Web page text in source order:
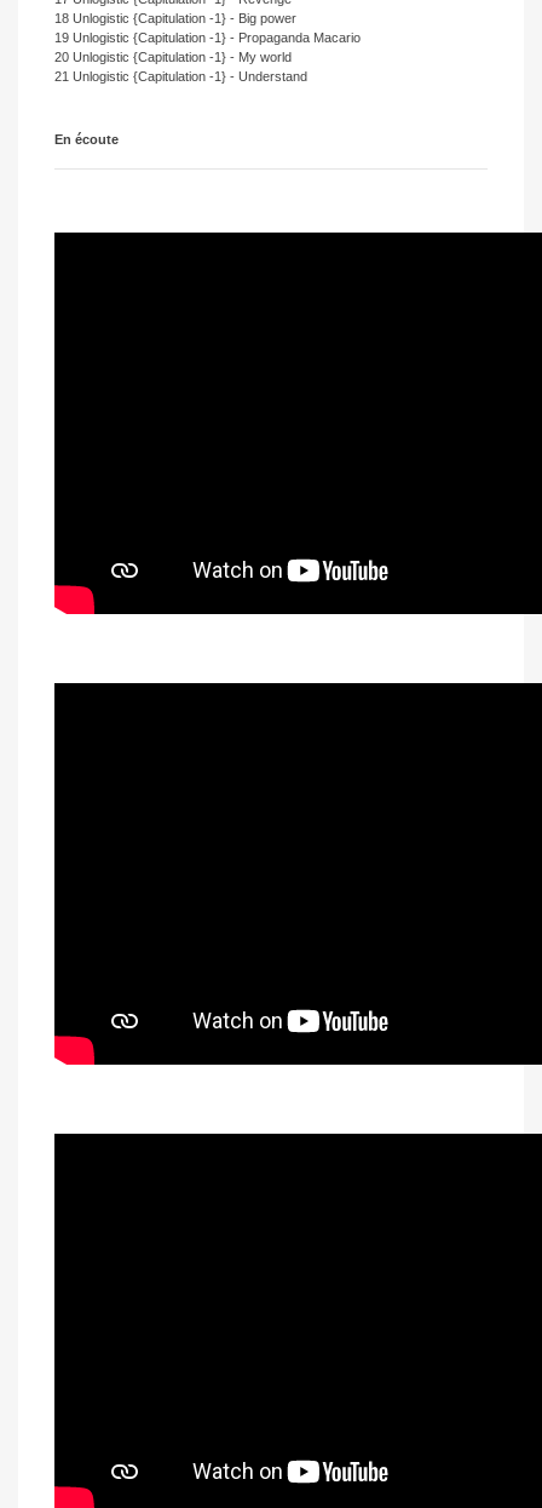
18 Unlogistic {Capitulation -1} - Big power
19 Unlogistic {Capitulation -1} - Propaganda Macario
20 Unlogistic {Capitulation -1} - My world
21 Unlogistic {Capitulation -1} - Understand
En écoute